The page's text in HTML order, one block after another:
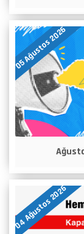
05 Ağustos 2026
04 Ağustos 2026